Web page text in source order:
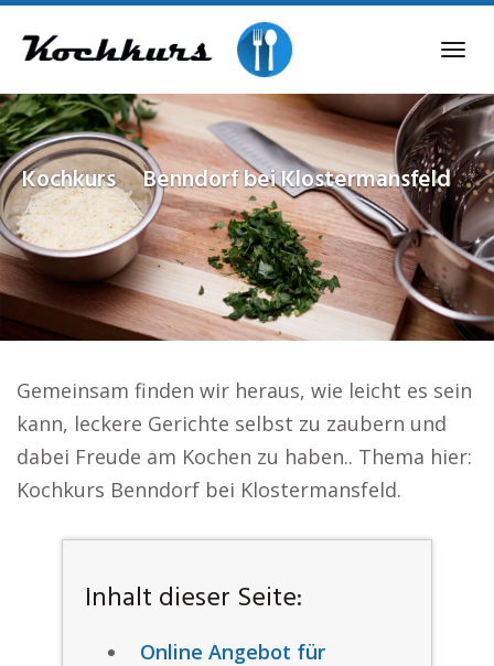
content
Kochkurs Benndorf bei Klostermansfeld
Gemeinsam finden wir heraus, wie leicht es sein
kann, leckere Gerichte selbst zu zaubern und
dabei Freude am Kochen zu haben.. Thema hier:
Kochkurs Benndorf bei Klostermansfeld.
Inhalt dieser Seite:
Online Angebot für